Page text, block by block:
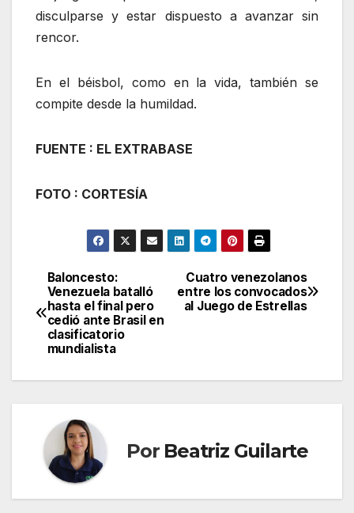
disculparse y estar dispuesto a avanzar sin
rencor.
En el béisbol, como en la vida, también se
compite desde la humildad.
FUENTE : EL EXTRABASE
FOTO : CORTESÍA
Navegación
de
entradas
Cuatro venezolanos
entre los convocados
al Juego de Estrellas
Baloncesto:
Venezuela batalló
hasta el final pero
cedió ante Brasil en
clasificatorio
mundialista
Por Beatriz Guilarte